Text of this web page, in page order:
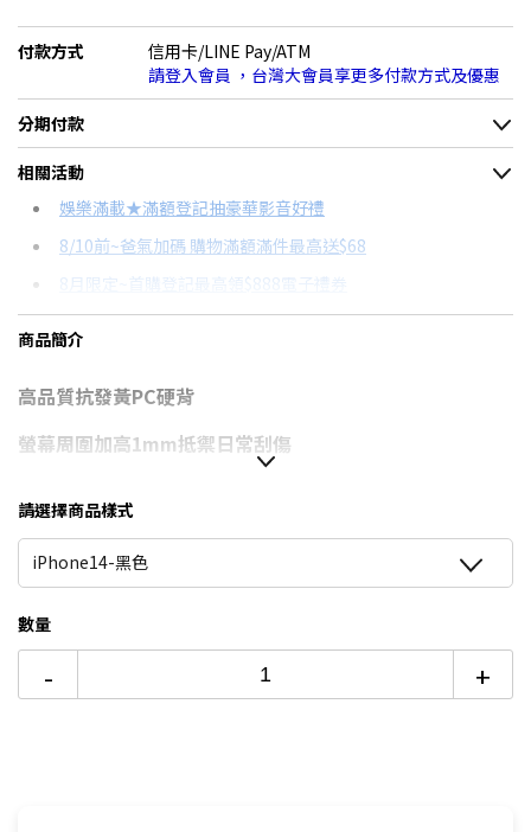
付款方式
信用卡/LINE Pay/ATM
請登入會員 ，台灣大會員享更多付款方式及優惠
分期付款
＊實際可分期數、適用利率，請以購物車顯示為主
信用卡分期
分期數
12期
24期
每期金額
$18
配合銀行/業者
相關活動
娛樂滿載★滿額登記抽豪華影音好禮
8/10前~爸氣加碼 購物滿額滿件最高送$68
8月限定~首購登記最高領$888電子禮券
台灣大哥大Open Possible聯名卡滿額最高回饋25%
更多信用卡分期0利率滿額享回饋
商品簡介
高品質抗發黃PC硬背
螢幕周圍加高1mm抵禦日常刮傷
螢幕周圍加高1mm抵禦平放時摩擦傷害
質感磨砂金屬鏡頭保護圈 加高4mm鏡頭
使用無線充電也超順暢
請選擇商品樣式
iPhone14-黑色
數量
- +